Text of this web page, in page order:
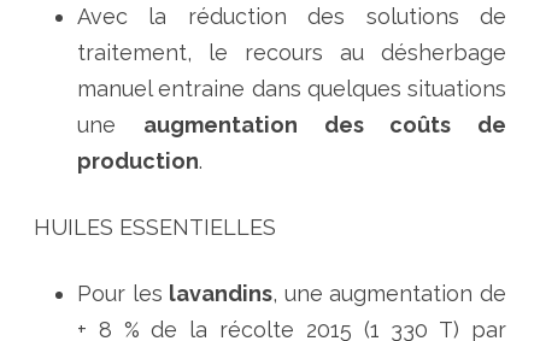
Avec la réduction des solutions de
traitement, le recours au désherbage
manuel entraine dans quelques situations
une augmentation des coûts de
production.
HUILES ESSENTIELLES
Pour les lavandins, une augmentation de
+ 8 % de la récolte 2015 (1 330 T) par